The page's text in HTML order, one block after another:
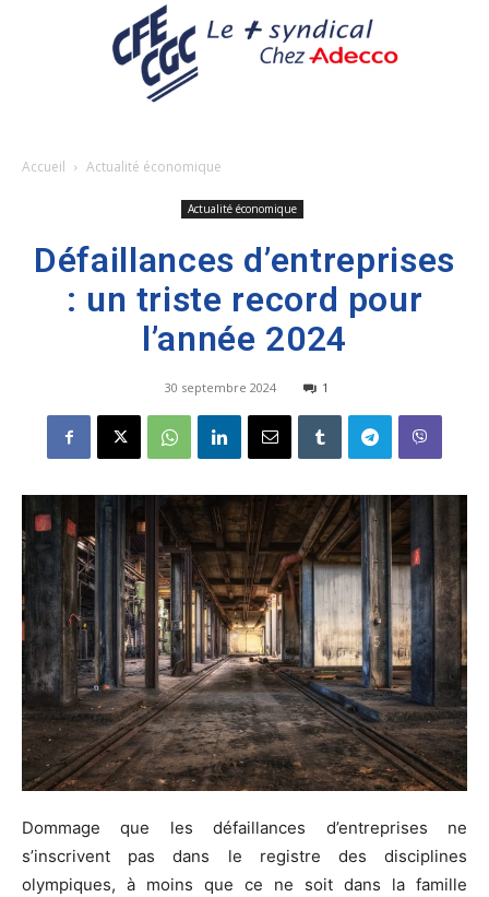
Accueil Actualité économique
Actualité économique
Défaillances d’entreprises
: un triste record pour
l’année 2024
30 septembre 2024 1
Dommage que les défaillances d’entreprises ne
s’inscrivent pas dans le registre des disciplines
olympiques, à moins que ce ne soit dans la famille